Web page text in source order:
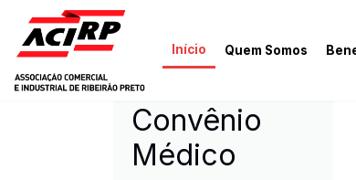
Pular para o conteúdo principal
Início Quem Somos
ACIRP -Convênio
Médico